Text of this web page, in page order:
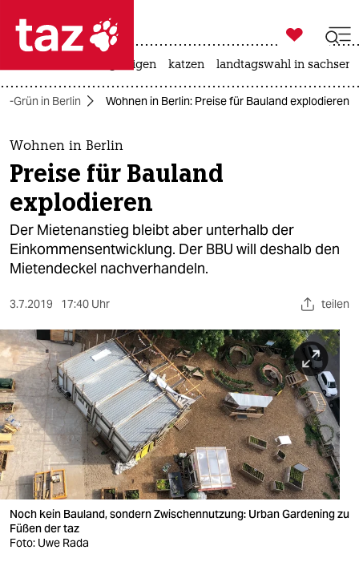
 taz zahl ich
taz zahl ich
themen
politik
öko
gesellschaft
sport
berlin
nord
wahrheit
verlag
verlag
veranstaltungen

taz zahl ich
bergsteigen katzen landtagswahl in
Grün in Berlin Wohnen in Berlin: Preise für Bauland explodieren
Wohnen in Berlin
Preise für Bauland
explodieren
Der Mietenanstieg bleibt aber unterhalb der
Einkommensentwicklung. Der BBU will deshalb den
Mietendeckel nachverhandeln.
3.7.2019 17:40 Uhr teilen
Noch kein Bauland, sondern Zwischennutzung: Urban Gardening zu
Füßen der taz
Foto: Uwe Rada